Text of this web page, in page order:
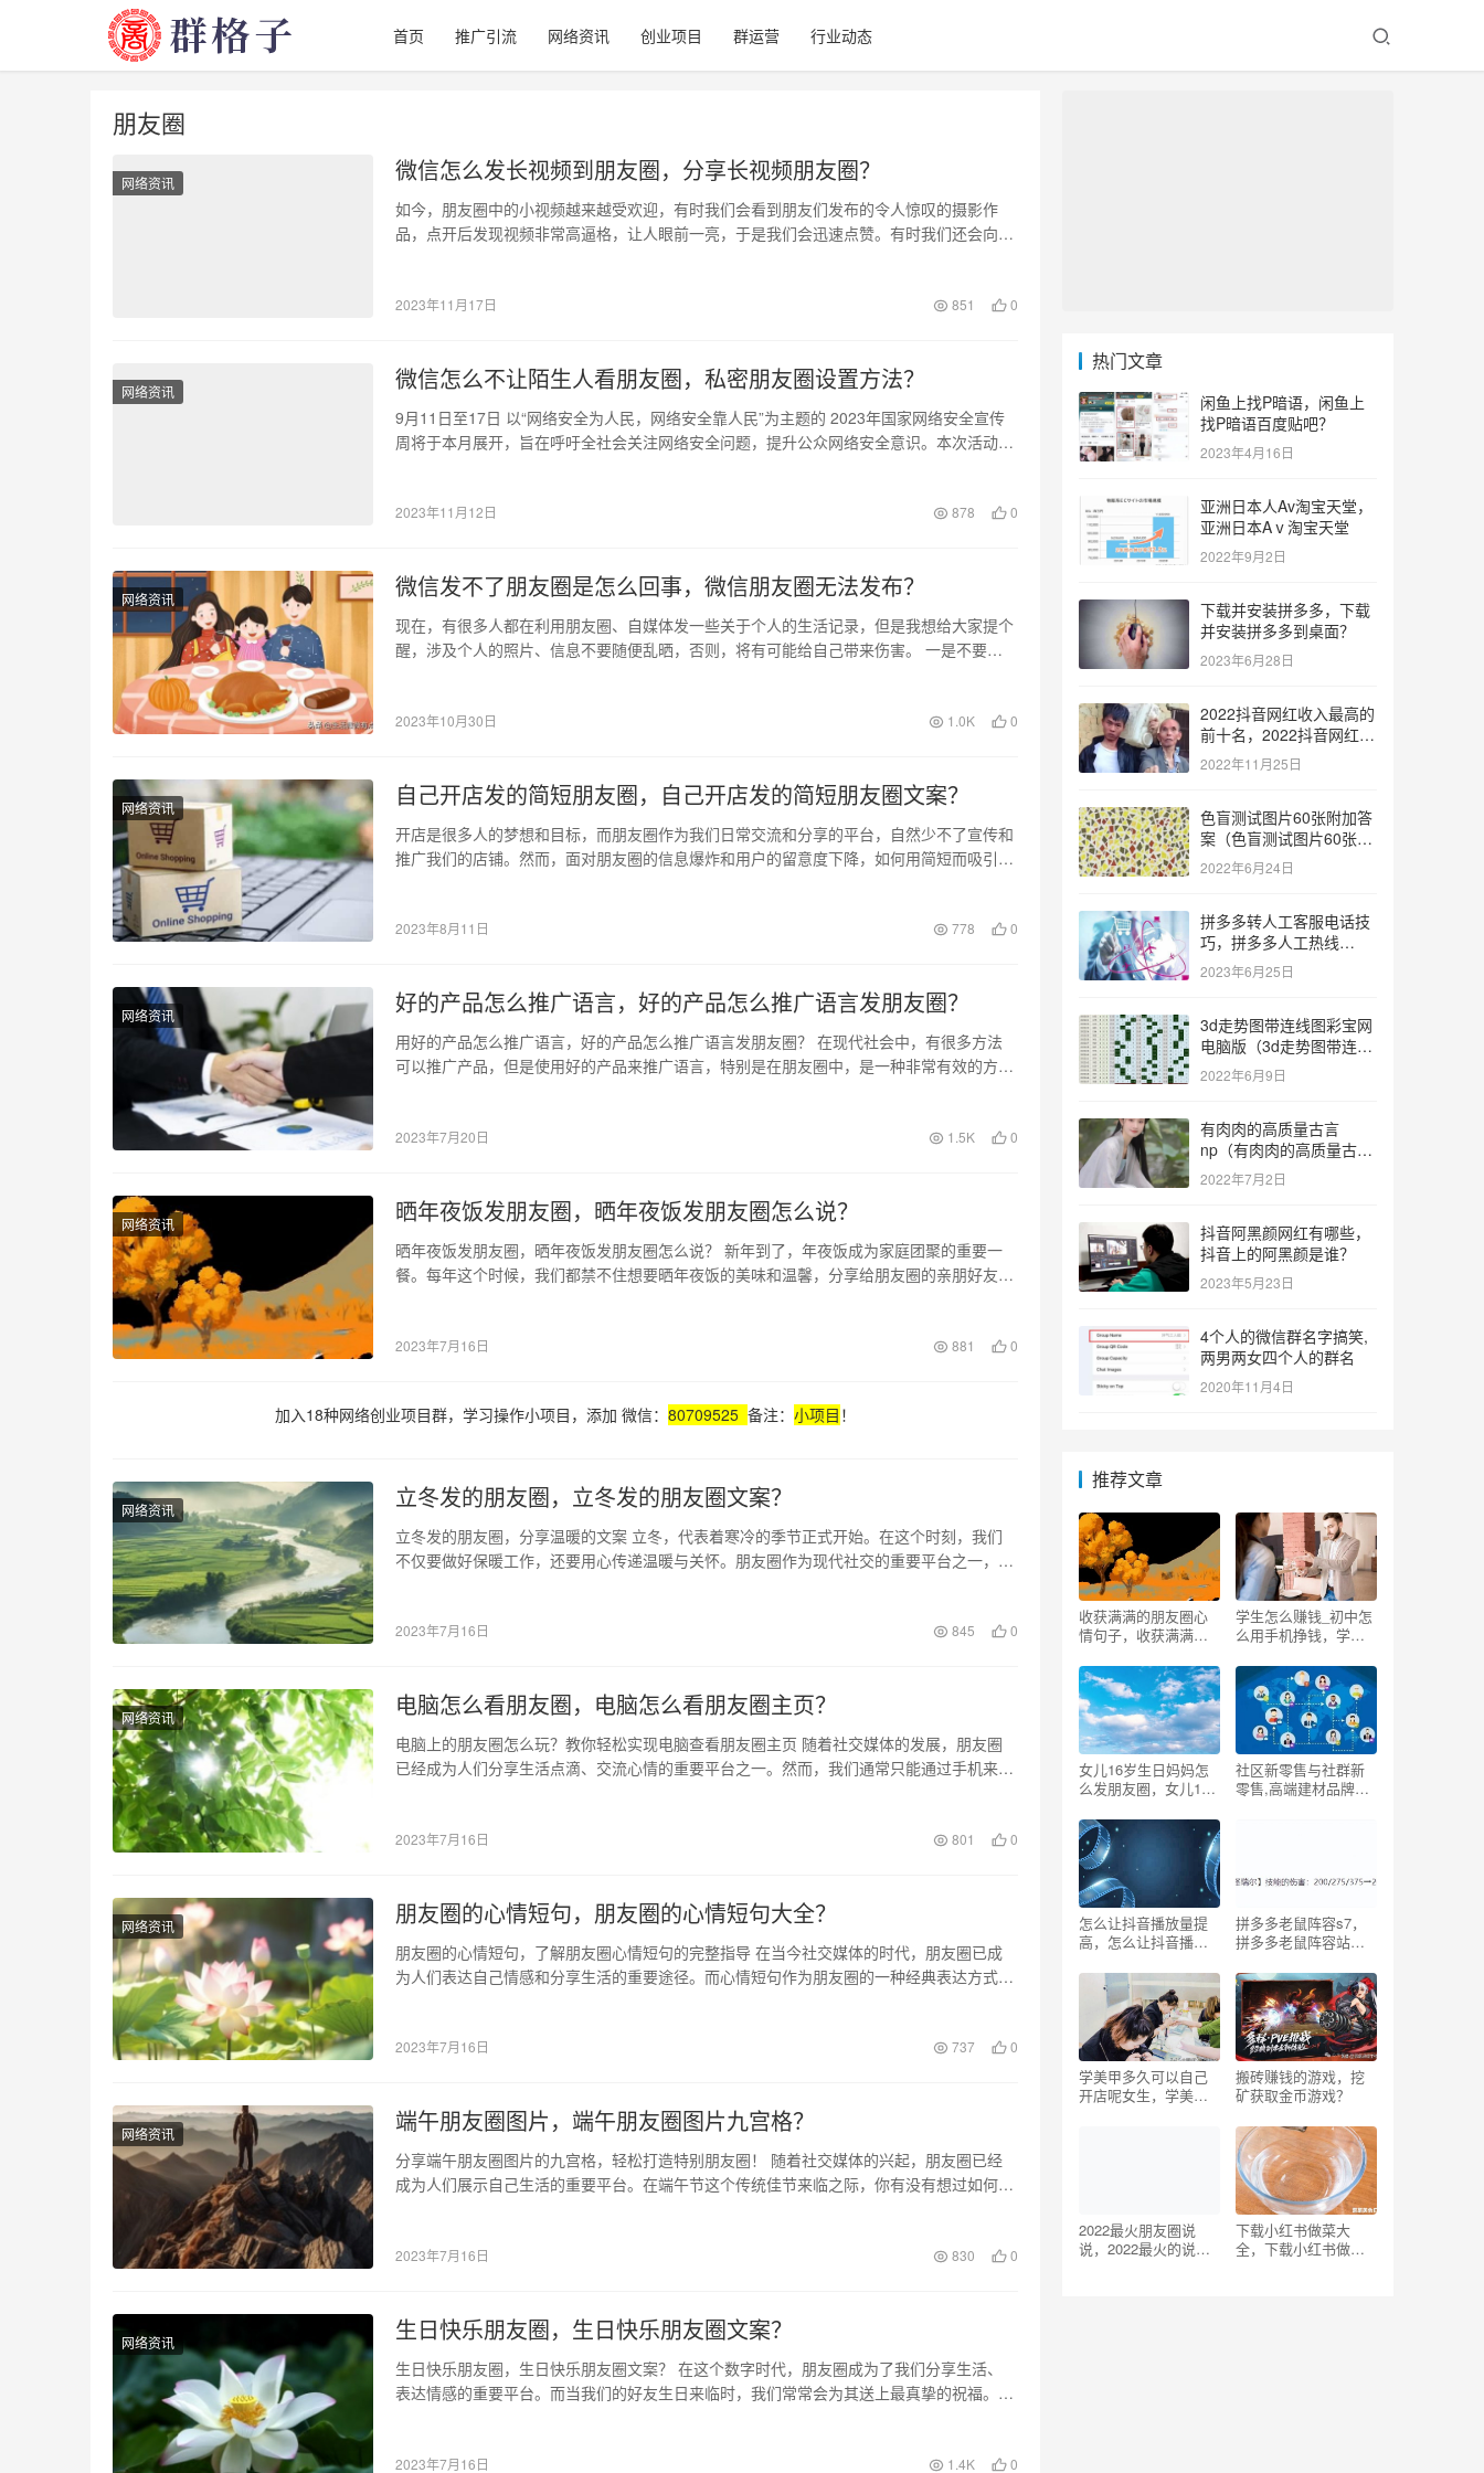
首页 推广引流 网络资讯 创业项目 群运营 行业动态
朋友圈
网络资讯 微信怎么发长视频到朋友圈，分享长视频朋友圈？
如今，朋友圈中的小视频越来越受欢迎，有时我们会看到朋友们发布的令人惊叹的摄影作
品，点开后发现视频非常高逼格，让人眼前一亮，于是我们会迅速点赞。有时我们还会向通
2023年11月17日 851 0
网络资讯 微信怎么不让陌生人看朋友圈，私密朋友圈设置方法？
9月11日至17日 以“网络安全为人民，网络安全靠人民”为主题的 2023年国家网络安全宣传
周将于本月展开，旨在呼吁全社会关注网络安全问题，提升公众网络安全意识。本次活动将
2023年11月12日 878 0
网络资讯 微信发不了朋友圈是怎么回事，微信朋友圈无法发布？
现在，有很多人都在利用朋友圈、自媒体发一些关于个人的生活记录，但是我想给大家提个
醒，涉及个人的照片、信息不要随便乱晒，否则，将有可能给自己带来伤害。 一是不要随
2023年10月30日 1.0K 0
网络资讯 自己开店发的简短朋友圈，自己开店发的简短朋友圈文案？
开店是很多人的梦想和目标，而朋友圈作为我们日常交流和分享的平台，自然少不了宣传和
推广我们的店铺。然而，面对朋友圈的信息爆炸和用户的留意度下降，如何用简短而吸引人
2023年8月11日 778 0
网络资讯 好的产品怎么推广语言，好的产品怎么推广语言发朋友圈？
用好的产品怎么推广语言，好的产品怎么推广语言发朋友圈？ 在现代社会中，有很多方法
可以推广产品，但是使用好的产品来推广语言，特别是在朋友圈中，是一种非常有效的方
2023年7月20日 1.5K 0
网络资讯 晒年夜饭发朋友圈，晒年夜饭发朋友圈怎么说？
晒年夜饭发朋友圈，晒年夜饭发朋友圈怎么说？ 新年到了，年夜饭成为家庭团聚的重要一
餐。每年这个时候，我们都禁不住想要晒年夜饭的美味和温馨，分享给朋友圈的亲朋好友。
2023年7月16日 881 0
加入18种网络创业项目群，学习操作小项目，添加 微信： 80709525 备注： 小项目 ！
网络资讯 立冬发的朋友圈，立冬发的朋友圈文案？
立冬发的朋友圈，分享温暖的文案 立冬，代表着寒冷的季节正式开始。在这个时刻，我们
不仅要做好保暖工作，还要用心传递温暖与关怀。朋友圈作为现代社交的重要平台之一，是
2023年7月16日 845 0
网络资讯 电脑怎么看朋友圈，电脑怎么看朋友圈主页？
电脑上的朋友圈怎么玩？教你轻松实现电脑查看朋友圈主页 随着社交媒体的发展，朋友圈
已经成为人们分享生活点滴、交流心情的重要平台之一。然而，我们通常只能通过手机来查
2023年7月16日 801 0
网络资讯 朋友圈的心情短句，朋友圈的心情短句大全？
朋友圈的心情短句，了解朋友圈心情短句的完整指导 在当今社交媒体的时代，朋友圈已成
为人们表达自己情感和分享生活的重要途径。而心情短句作为朋友圈的一种经典表达方式，
2023年7月16日 737 0
网络资讯 端午朋友圈图片，端午朋友圈图片九宫格？
分享端午朋友圈图片的九宫格，轻松打造特别朋友圈！ 随着社交媒体的兴起，朋友圈已经
成为人们展示自己生活的重要平台。在端午节这个传统佳节来临之际，你有没有想过如何在
2023年7月16日 830 0
网络资讯 生日快乐朋友圈，生日快乐朋友圈文案？
生日快乐朋友圈，生日快乐朋友圈文案？ 在这个数字时代，朋友圈成为了我们分享生活、
表达情感的重要平台。而当我们的好友生日来临时，我们常常会为其送上最真挚的祝福。然
2023年7月16日 1.4K 0
热门文章
闲鱼上找P暗语，闲鱼上
找P暗语百度贴吧？
2023年4月16日
亚洲日本人Av淘宝天堂，
亚洲日本Aⅴ淘宝天堂
2022年9月2日
下载并安装拼多多，下载
并安装拼多多到桌面？
2023年6月28日
2022抖音网红收入最高的
前十名，2022抖音网红收
入最高的前十名有哪些？
2022年11月25日
色盲测试图片60张附加答
案（色盲测试图片60张复
杂）
2022年6月24日
拼多多转人工客服电话技
巧，拼多多人工热线
9541344？
2023年6月25日
3d走势图带连线图彩宝网
电脑版（3d走势图带连线
图彩宝网手机版）
2022年6月9日
有肉肉的高质量古言
np（有肉肉的高质量古言
np推荐）
2022年7月2日
抖音阿黑颜网红有哪些，
抖音上的阿黑颜是谁？
2023年5月23日
4个人的微信群名字搞笑,
两男两女四个人的群名
2020年11月4日
推荐文章
收获满满的朋友圈心
情句子，收获满满的
短？
学生怎么赚钱_初中怎
么用手机挣钱，学生
女儿16岁生日妈妈怎
么发朋友圈，女儿16
友圈说说？
社区新零售与社群新
零售,高端建材品牌有
怎么让抖音播放量提
高，怎么让抖音播放
拼多多老鼠阵容s7，
拼多多老鼠阵容站
学美甲多久可以自己
开店呢女生，学美甲
搬砖赚钱的游戏，挖
矿获取金币游戏？
2022最火朋友圈说
说，2022最火的说说
下载小红书做菜大
全，下载小红书做菜